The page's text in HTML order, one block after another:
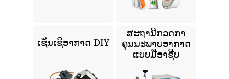
ເຊັນເຊີອາກາດ DIY
ສະຖານີກວດກາ
ຄຸນນະພາບອາກາດ
ແບບມືອາຊີບ